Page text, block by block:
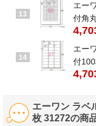
13
エー
付角
14
エー
付
エーワン ラベ
枚 31272の商